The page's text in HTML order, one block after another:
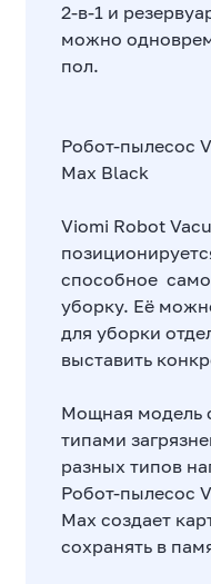
2-в-1 и
можно
пол.
Робот-пылесос
Max Black
Viomi Robot
способное
уборку. Её
для уборки
выставить
Мощная модель
типами
разных типов
Робот-пылесос
Max создает
сохранять в